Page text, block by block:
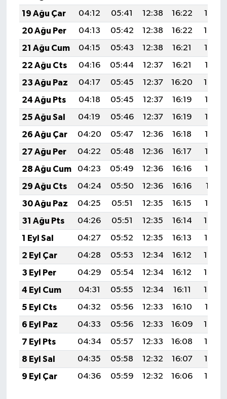
19 Ağu Çar
04:12 05:41 12:38 16:22
19:25
20 Ağu Per
04:13 05:42 12:38 16:22
19:24
21 Ağu Cum
04:15 05:43 12:38 16:21
19:23
22 Ağu Cts
04:16 05:44 12:37 16:21
19:21
23 Ağu Paz
04:17 05:45 12:37 16:20
19:20
24 Ağu Pts
04:18 05:45 12:37 16:19
19:19
25 Ağu Sal
04:19 05:46 12:37 16:19
19:17
26 Ağu Çar
04:20 05:47 12:36 16:18
19:16
27 Ağu Per
04:22 05:48 12:36 16:17
19:14
28 Ağu Cum
04:23 05:49 12:36 16:16
19:13
29 Ağu Cts
04:24 05:50 12:36 16:16
19:11
30 Ağu Paz
04:25 05:51 12:35 16:15
19:10
31 Ağu Pts
04:26 05:51 12:35 16:14
19:09
1 Eyl Sal
04:27 05:52 12:35 16:13
19:07
2 Eyl Çar
04:28 05:53 12:34 16:12
19:06
3 Eyl Per
04:29 05:54 12:34 16:12
19:04
4 Eyl Cum
04:31 05:55 12:34 16:11
19:03
5 Eyl Cts
04:32 05:56 12:33 16:10
19:01
6 Eyl Paz
04:33 05:56 12:33 16:09
19:00
7 Eyl Pts
04:34 05:57 12:33 16:08
18:58
8 Eyl Sal
04:35 05:58 12:32 16:07
18:57
9 Eyl Çar
04:36 05:59 12:32 16:06 18:55